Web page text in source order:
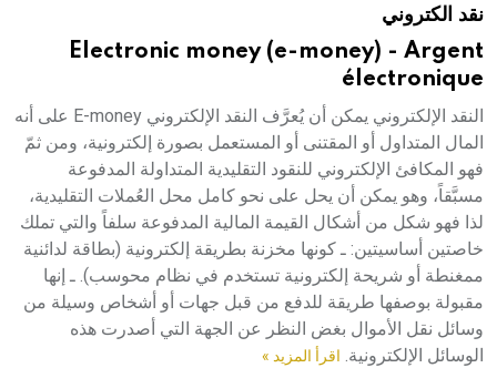
هيئة الموسوعة العربية تطلق موسوعات جديدة في عام 2026نقد الكتروني
Electronic money (e-money) - Argent
électronique
النقد الإلكتروني يمكن أن يُعرَّف النقد الإلكتروني E-money على أنه
المال المتداول أو المقتنى أو المستعمل بصورة إلكترونية، ومن ثمّ
فهو المكافئ الإلكتروني للنقود التقليدية المتداولة المدفوعة
مسبَّقاً، وهو يمكن أن يحل على نحو كامل محل العُملات التقليدية،
لذا فهو شكل من أشكال القيمة المالية المدفوعة سلفاً والتي تملك
خاصتين أساسيتين: ـ كونها مخزنة بطريقة إلكترونية (بطاقة لدائنية
ممغنطة أو شريحة إلكترونية تستخدم في نظام محوسب). ـ إنها
مقبولة بوصفها طريقة للدفع من قبل جهات أو أشخاص وسيلة من
وسائل نقل الأموال بغض النظر عن الجهة التي أصدرت هذه
الوسائل الإلكترونية. اقرأ المزيد »